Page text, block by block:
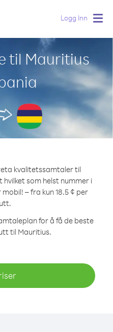
Logg Inn
til Mauritius
kvalitetssamtaler til
hvilket som helst nummer i
– fra kun 18.5 ¢ per
for å få de beste
til Mauritius.